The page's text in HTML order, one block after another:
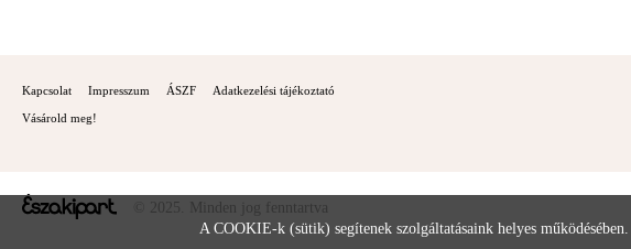
Kapcsolat Impresszum ÁSZF Adatkezelési tájékoztató
Vásárold meg!
© 2025. Minden jog fenntartva
A COOKIE-k (sütik) segítenek szolgáltatásaink helyes